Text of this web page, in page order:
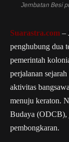
Jembatan Besi
Suarastra.com –
penghubung dua
pemerintah
perjalanan
aktivitas
menuju keraton.
Budaya (ODCB),
pembongkaran.